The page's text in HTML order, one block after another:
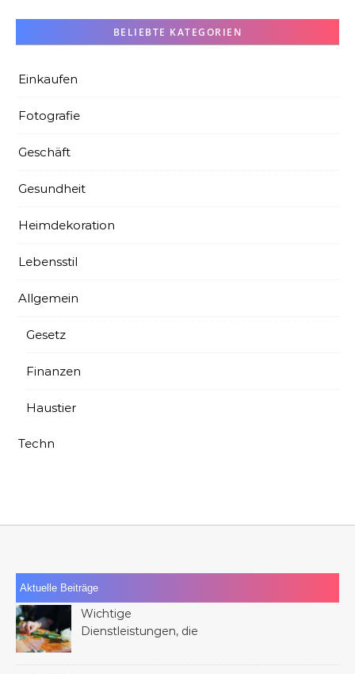
BELIEBTE KATEGORIEN
Einkaufen
Fotografie
Geschäft
Gesundheit
Heimdekoration
Lebensstil
Allgemein
Gesetz
Finanzen
Haustier
Techn
Aktuelle Beiträge
Wichtige
Dienstleistungen, die
eines Familienmitglieds